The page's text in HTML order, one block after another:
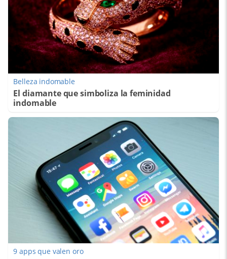
Belleza indomable
El diamante que simboliza la feminidad
indomable
9 apps que valen oro